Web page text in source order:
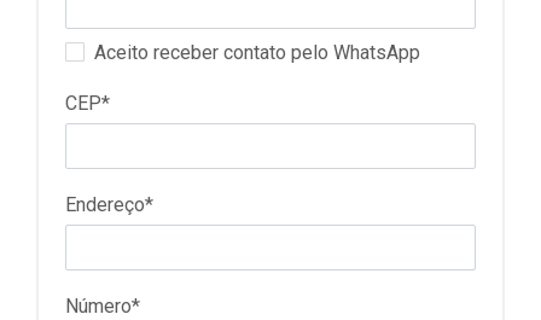
Aceito receber contato pelo WhatsApp
CEP*
Endereço*
Número*